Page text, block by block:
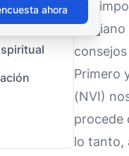
ahora
nos
cristiano
Primero
(NVI)
procede
lo tanto,